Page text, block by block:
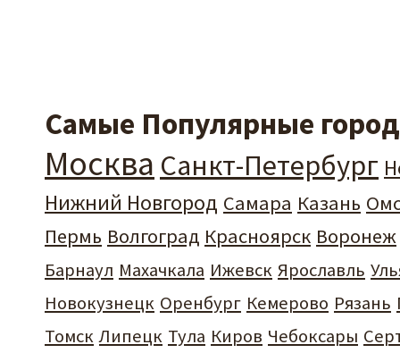
Самые Популярные
Москва Санкт-Петербург
Нижний Новгород Самара Казань
Пермь Волгоград Красноярск Воронеж
Барнаул Махачкала Ижевск Ярославль
Новокузнецк Оренбург Кемерово Рязань
Томск Липецк Тула Киров Чебоксары